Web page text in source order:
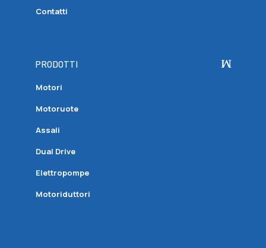
Contatti
PRODOTTI
Motori
Motoruote
Assali
Dual Drive
Elettropompe
Motoriduttori